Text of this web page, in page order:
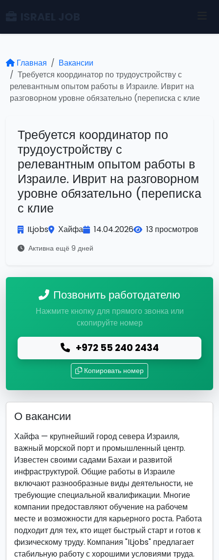
Главная
Вакансии
Требуется координатор по трудоустройству с
релевантным опытом работы в Израиле. Иврит на
разговорном уровне обязательно (переписка с клие
Требуется координатор по
трудоустройству с
релевантным опытом работы в
Израиле. Иврит на разговорном
уровне обязательно (переписка
с клие
ILjobs Хайфа 14.04.2026 13 просмотров
Активна ещё 9 дней
Позвонить работодателю
Нажмите кнопку для прямого звонка или
скопируйте номер
+972 55 240 2434
Копировать номер
О вакансии
Хайфа — крупнейший город севера Израиля,
важный морской порт и промышленный центр.
Известен своими садами Бахаи и развитой
инфраструктурой. Общие работы в Израиле
включают разнообразные виды деятельности, не
требующие специальной квалификации. Многие
компании предоставляют обучение на рабочем
месте и возможности для карьерного роста. Работа
подходит для тех, кто ищет быстрый старт и готов к
физическому труду. Компания "ILjobs" предлагает
стабильную работу с хорошими условиями труда.